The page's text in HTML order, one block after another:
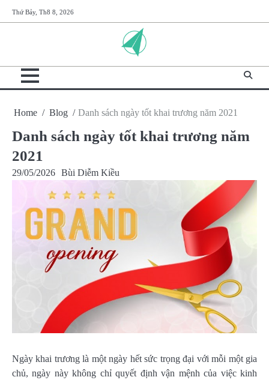
to
Thứ Bảy, Th8 8, 2026
Home Blog Danh sách ngày tốt khai trương năm 2021
Danh sách ngày tốt khai trương năm
2021
29/05/2026 Bùi Diễm Kiều
Ngày khai trương là một ngày hết sức trọng đại với mỗi một gia
chủ, ngày này không chỉ quyết định vận mệnh của việc kinh